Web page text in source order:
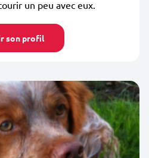
un peu avec eux.
son profil